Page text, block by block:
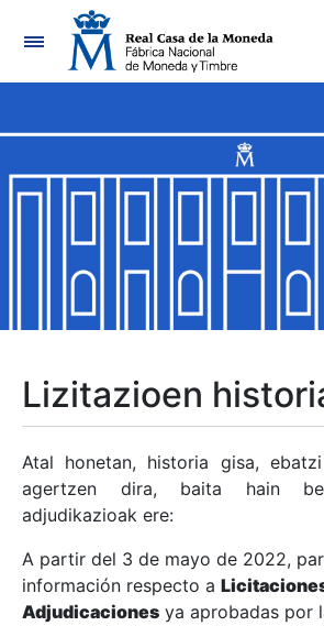
Nabigazioa
Erakutsi/Ezkutatu
Erakutsi/Ezkutatu
Erakutsi/Ezkutatu
Erakutsi/Ezkutatu
Erakutsi/Ezkutatu
Erakutsi/Ezkutatu
Lizitazioen
Atal honetan, historia gisa,
agertzen dira, baita hain
adjudikazioak ere:
A partir del 3 de mayo de 2022,
información respecto a
Adjudicaciones ya aprobadas por